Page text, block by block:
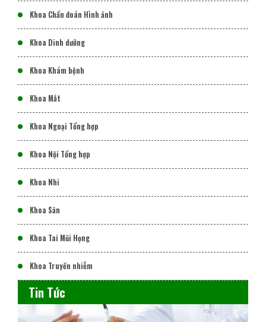
Khoa Chẩn đoán Hình ảnh
Khoa Dinh dưỡng
Khoa Khám bệnh
Khoa Mắt
Khoa Ngoại Tổng hợp
Khoa Nội Tổng hợp
Khoa Nhi
Khoa Sản
Khoa Tai Mũi Họng
Khoa Truyền nhiễm
Tin Tức